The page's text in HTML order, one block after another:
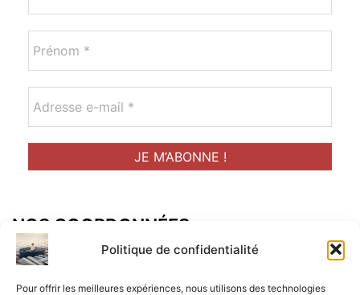
Politique de confidentialité
Pour offrir les meilleures expériences, nous utilisons des technologies
NOS COORDONNÉES
Adresse postal :
ALCF